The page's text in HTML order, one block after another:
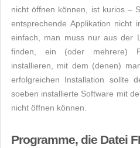
nicht öffnen können, ist kurios –
entsprechende Applikation nicht
einfach, man muss nur aus der
finden, ein (oder mehrere)
installieren, mit dem (denen)
erfolgreichen Installation sollte
soeben installierte Software mit
nicht öffnen können.
Programme, die Datei